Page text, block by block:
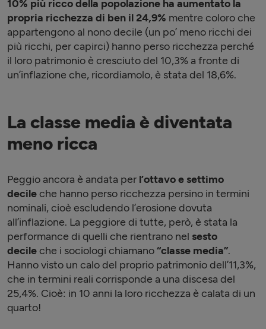
10% più ricco della popolazione ha aumentato la
propria ricchezza di ben il 24,9% mentre coloro che
appartengono al nono decile (un po’ meno ricchi dei
più ricchi, per capirci) hanno perso ricchezza perché
il loro patrimonio è cresciuto del 10,3% a fronte di
un’inflazione che, ricordiamolo, è stata del 18,6%.
La classe media è diventata
meno ricca
Peggio ancora è andata per l’ottavo e settimo
decileche hanno perso ricchezza persino in termini
nominali, cioè escludendo l’erosione dovuta
all’inflazione. La peggiore di tutte, però, è stata la
performance di quelli che rientrano nel sesto
decileche i sociologi chiamano“classe media”.
Hanno visto un calo del proprio patrimonio dell’11,3%,
che in termini reali corrisponde a una discesa del
25,4%. Cioè: in 10 anni la loro ricchezza è calata di un
quarto!